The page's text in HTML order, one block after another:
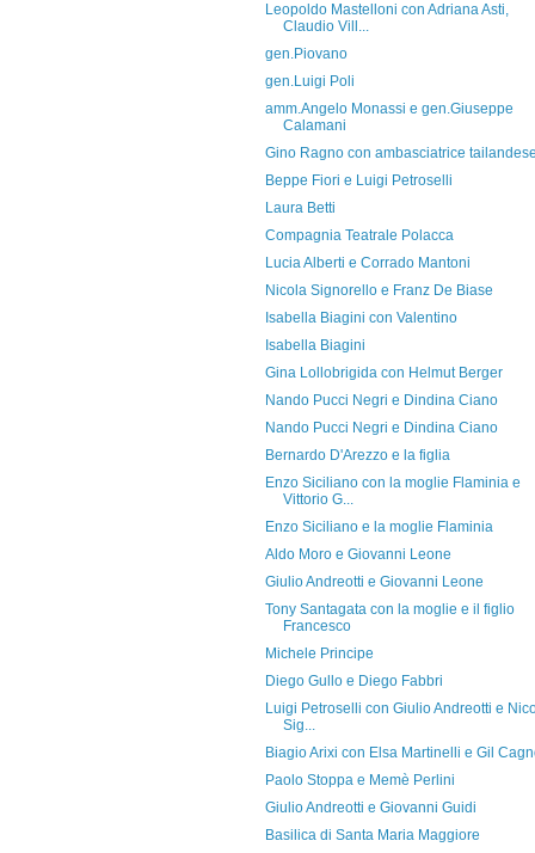
Leopoldo Mastelloni con Adriana Asti,
Claudio Vill...
gen.Piovano
gen.Luigi Poli
amm.Angelo Monassi e gen.Giuseppe
Calamani
Gino Ragno con ambasciatrice tailandese
Beppe Fiori e Luigi Petroselli
Laura Betti
Compagnia Teatrale Polacca
Lucia Alberti e Corrado Mantoni
Nicola Signorello e Franz De Biase
Isabella Biagini con Valentino
Isabella Biagini
Gina Lollobrigida con Helmut Berger
Nando Pucci Negri e Dindina Ciano
Nando Pucci Negri e Dindina Ciano
Bernardo D'Arezzo e la figlia
Enzo Siciliano con la moglie Flaminia e
Vittorio G...
Enzo Siciliano e la moglie Flaminia
Aldo Moro e Giovanni Leone
Giulio Andreotti e Giovanni Leone
Tony Santagata con la moglie e il figlio
Francesco
Michele Principe
Diego Gullo e Diego Fabbri
Luigi Petroselli con Giulio Andreotti e
Sig...
Biagio Arixi con Elsa Martinelli e Gil
Paolo Stoppa e Memè Perlini
Giulio Andreotti e Giovanni Guidi
Basilica di Santa Maria Maggiore